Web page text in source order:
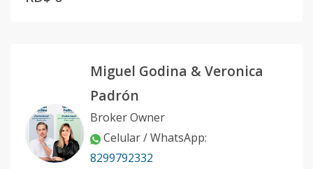
Miguel Godina & Veronica
Padrón
Broker Owner
Celular / WhatsApp:
8299792332